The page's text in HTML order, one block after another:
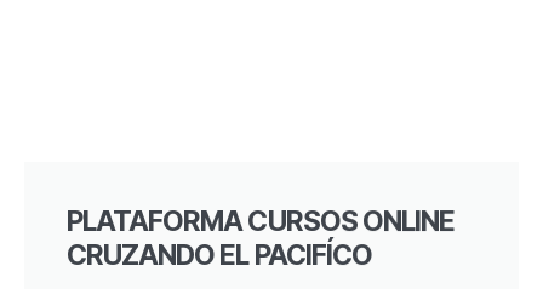
PLATAFORMA CURSOS ONLINE
CRUZANDO EL PACIFÍCO